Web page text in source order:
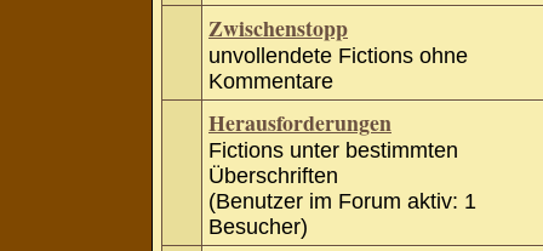
Zwischenstopp
unvollendete Fictions ohne
Kommentare
Herausforderungen
Fictions unter bestimmten
Überschriften
(Benutzer im Forum aktiv: 1
Besucher)